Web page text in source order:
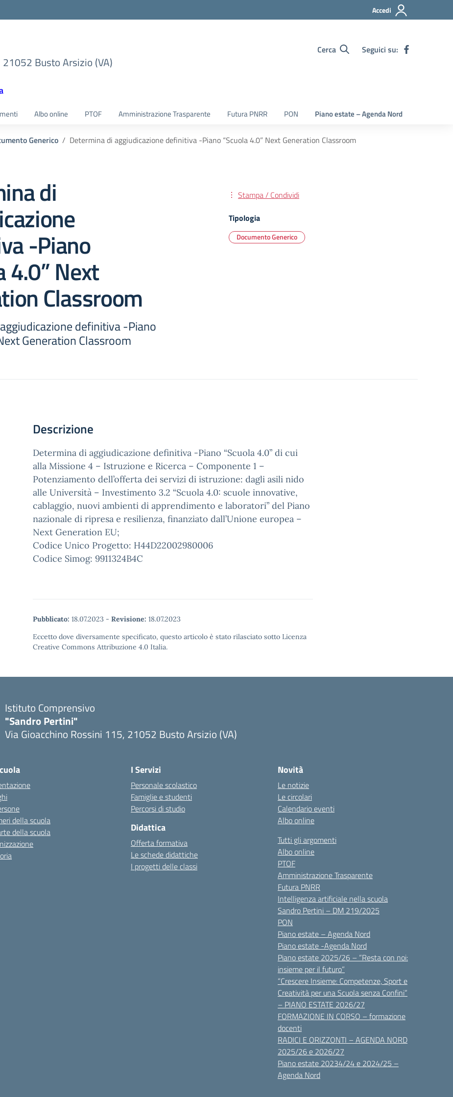
Accedi
Busto Arsizio (VA)
Cerca Seguici su:
Albo online PTOF Amministrazione Trasparente Futura PNRR PON Piano estate – Agenda Nord
Generico Determina di aggiudicazione definitiva -Piano “Scuola 4.0” Next Generation Classroom
di
-Piano
4.0” Next
Classroom
definitiva -Piano
Generation Classroom
Stampa / Condividi
Tipologia
Documento Generico
Descrizione
Determina di aggiudicazione definitiva -Piano “Scuola 4.0” di cui
alla Missione 4 – Istruzione e Ricerca – Componente 1 –
Potenziamento dell’offerta dei servizi di istruzione: dagli asili nido
alle Università – Investimento 3.2 “Scuola 4.0: scuole innovative,
cablaggio, nuovi ambienti di apprendimento e laboratori” del Piano
nazionale di ripresa e resilienza, finanziato dall’Unione europea –
Next Generation EU;
Codice Unico Progetto: H44D22002980006
Codice Simog: 9911324B4C
Pubblicato: 18.07.2023 - Revisione: 18.07.2023
Eccetto dove diversamente specificato, questo articolo è stato rilasciato sotto Licenza
Creative Commons Attribuzione 4.0 Italia.
Istituto Comprensivo
"Sandro Pertini"
Via Gioacchino Rossini 115, 21052 Busto Arsizio (VA)
della scuola
della scuola
I Servizi
Personale scolastico
Famiglie e studenti
Percorsi di studio
Didattica
Offerta formativa
Le schede didattiche
I progetti delle classi
Novità
Le notizie
Le circolari
Calendario eventi
Albo online
Tutti gli argomenti
Albo online
PTOF
Amministrazione Trasparente
Futura PNRR
Intelligenza artificiale nella scuola
Sandro Pertini – DM 219/2025
PON
Piano estate – Agenda Nord
Piano estate -Agenda Nord
Piano estate 2025/26 – “Resta con noi:
insieme per il futuro”
“Crescere Insieme: Competenze, Sport e
Creatività per una Scuola senza Confini”
– PIANO ESTATE 2026/27
FORMAZIONE IN CORSO – formazione
docenti
RADICI E ORIZZONTI – AGENDA NORD
2025/26 e 2026/27
Piano estate 20234/24 e 2024/25 –
Agenda Nord